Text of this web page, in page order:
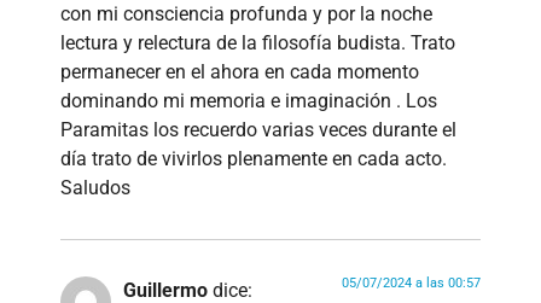
con mi consciencia profunda y por la noche
lectura y relectura de la filosofía budista. Trato
permanecer en el ahora en cada momento
dominando mi memoria e imaginación . Los
Paramitas los recuerdo varias veces durante el
día trato de vivirlos plenamente en cada acto.
Saludos
Guillermo dice: 05/07/2024 a las 00:57